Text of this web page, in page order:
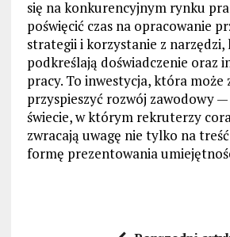
się na konkurencyjnym rynku
poświęcić czas na opracowanie
strategii i korzystanie z narzędzi,
podkreślają doświadczenie oraz
pracy. To inwestycja, która może
przyspieszyć rozwój zawodowy —
świecie, w którym rekruterzy
zwracają uwagę nie tylko na
formę prezentowania